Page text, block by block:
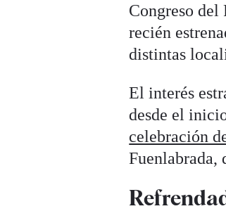
Congreso del
recién
distintas
El interés
desde el
celebración
Fuenlabrada,